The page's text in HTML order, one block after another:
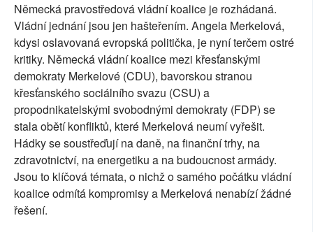
Německá pravostředová vládní koalice je rozhádaná.
Vládní jednání jsou jen hašteřením. Angela Merkelová,
kdysi oslavovaná evropská politička, je nyní terčem ostré
kritiky. Německá vládní koalice mezi křesťanskými
demokraty Merkelové (CDU), bavorskou stranou
křesťanského sociálního svazu (CSU) a
propodnikatelskými svobodnými demokraty (FDP) se
stala obětí konfliktů, které Merkelová neumí vyřešit.
Hádky se soustřeďují na daně, na finanční trhy, na
zdravotnictví, na energetiku a na budoucnost armády.
Jsou to klíčová témata, o nichž o samého počátku vládní
koalice odmítá kompromisy a Merkelová nenabízí žádné
řešení.